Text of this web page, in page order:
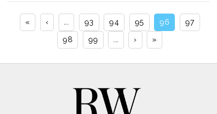
« ‹ ... 93 94 95 96
97
98
99 ... › »